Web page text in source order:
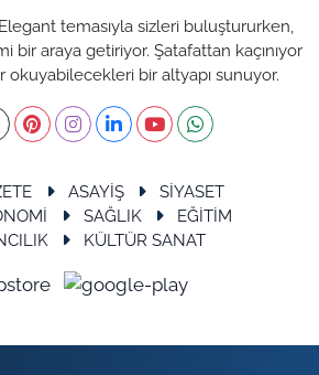
temasıyla sizleri buluştururken,
bir araya getiriyor. Şatafattan kaçınıyor
okuyabilecekleri bir altyapı sunuyor.
ASAYİŞ
SİYASET
SAĞLIK
EĞİTİM
KÜLTÜR SANAT